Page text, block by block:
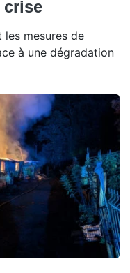
crise
mesures de
à une dégradation